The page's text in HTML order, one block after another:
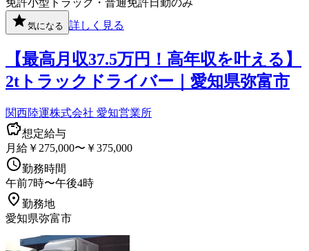
気になる 詳しく見る
【最高月収37.5万円！高年収を叶える】
2tトラックドライバー｜愛知県弥富市
関西陸運株式会社 愛知営業所
想定給与
月給￥275,000〜￥375,000
勤務時間
午前7時〜午後4時
勤務地
愛知県弥富市